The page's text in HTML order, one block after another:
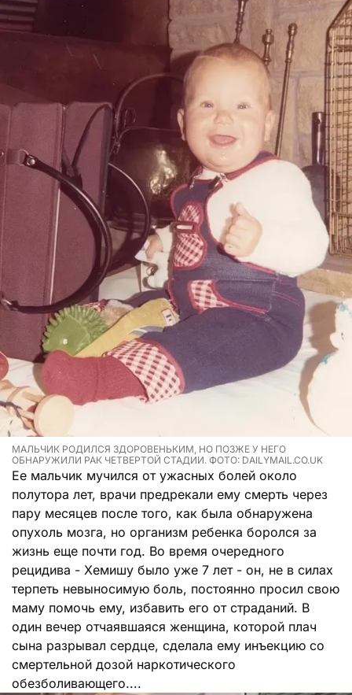
МАЛЬЧИК РОДИЛСЯ ЗДОРОВЕНЬКИМ, НО ПОЗЖЕ У НЕГО
ОБНАРУЖИЛИ РАК ЧЕТВЕРТОЙ СТАДИИ. ФОТО: DAILYMAIL.CO.UK
Ее мальчик мучился от ужасных болей около
полутора лет, врачи предрекали ему смерть через
пару месяцев после того, как была обнаружена
опухоль мозга, но организм ребенка боролся за
жизнь еще почти год. Во время очередного
рецидива - Хемишу было уже 7 лет - он, не в силах
терпеть невыносимую боль, постоянно просил свою
маму помочь ему, избавить его от страданий. В
один вечер отчаявшаяся женщина, которой плач
сына разрывал сердце, сделала ему инъекцию со
смертельной дозой наркотического
обезболивающего....